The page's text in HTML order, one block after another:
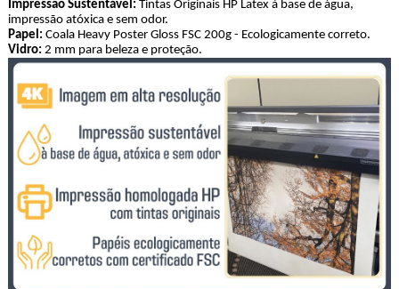
Impressão Sustentável: Tintas Originais HP Latex à base de água,
impressão atóxica e sem odor.
Papel: Coala Heavy Poster Gloss FSC 200g - Ecologicamente correto.
Vidro: 2 mm para beleza e proteção.